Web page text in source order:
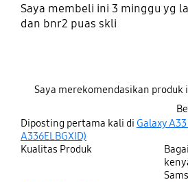
Saya membeli ini 3 minggu yg
dan bnr2 puas skli
Saya merekomendasikan produk
Diposting pertama kali di Galaxy
A336ELBGXID)
Kualitas Produk